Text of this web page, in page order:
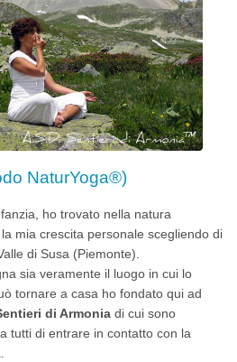
NaturYoga®)
ho trovato nella natura
mia crescita personale scegliendo di
di Susa (Piemonte).
sia veramente il luogo in cui lo
tornare a casa ho fondato qui ad
di Armonia di cui sono
tutti di entrare in contatto con la